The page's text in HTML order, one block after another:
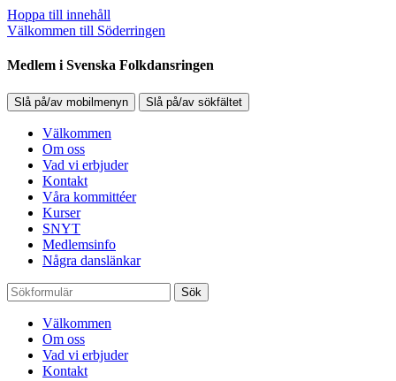
Hoppa till innehåll
Välkommen till Söderringen
Medlem i Svenska Folkdansringen
Slå på/av mobilmenyn Slå på/av sökfältet
Välkommen
Om oss
Vad vi erbjuder
Kontakt
Våra kommittéer
Kurser
SNYT
Medlemsinfo
Några danslänkar
Sök
Välkommen
Om oss
Vad vi erbjuder
Kontakt